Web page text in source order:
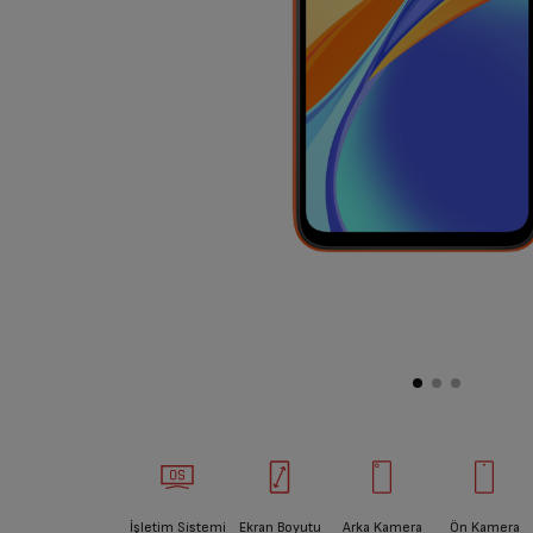
İşletim Sistemi
Ekran Boyutu
Arka Kamera
Ön Kamera